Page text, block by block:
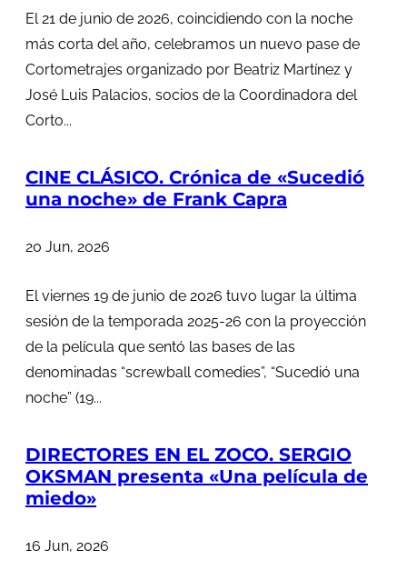
El 21 de junio de 2026, coincidiendo con la noche
más corta del año, celebramos un nuevo pase de
Cortometrajes organizado por Beatriz Martínez y
José Luis Palacios, socios de la Coordinadora del
Corto...
CINE CLÁSICO. Crónica de «Sucedió
una noche» de Frank Capra
20 Jun, 2026
El viernes 19 de junio de 2026 tuvo lugar la última
sesión de la temporada 2025-26 con la proyección
de la película que sentó las bases de las
denominadas “screwball comedies”, “Sucedió una
noche” (19...
DIRECTORES EN EL ZOCO. SERGIO
OKSMAN presenta «Una película de
miedo»
16 Jun, 2026